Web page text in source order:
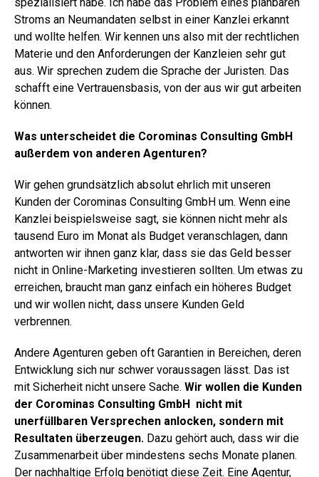
Stroms an Neumandaten selbst in einer Kanzlei erkannt
und wollte helfen. Wir kennen uns also mit der rechtlichen
Materie und den Anforderungen der Kanzleien sehr gut
aus. Wir sprechen zudem die Sprache der Juristen. Das
schafft eine Vertrauensbasis, von der aus wir gut arbeiten
können.
Was unterscheidet die Corominas Consulting GmbH
außerdem von anderen Agenturen?
Wir gehen grundsätzlich absolut ehrlich mit unseren
Kunden der Corominas Consulting GmbH um. Wenn eine
Kanzlei beispielsweise sagt, sie können nicht mehr als
tausend Euro im Monat als Budget veranschlagen, dann
antworten wir ihnen ganz klar, dass sie das Geld besser
nicht in Online-Marketing investieren sollten. Um etwas zu
erreichen, braucht man ganz einfach ein höheres Budget
und wir wollen nicht, dass unsere Kunden Geld
verbrennen.
Andere Agenturen geben oft Garantien in Bereichen, deren
Entwicklung sich nur schwer voraussagen lässt. Das ist
mit Sicherheit nicht unsere Sache. Wir wollen die Kunden
der Corominas Consulting GmbH nicht mit
unerfüllbaren Versprechen anlocken, sondern mit
Resultaten überzeugen. Dazu gehört auch, dass wir die
Zusammenarbeit über mindestens sechs Monate planen.
Der nachhaltige Erfolg benötigt diese Zeit. Eine Agentur,